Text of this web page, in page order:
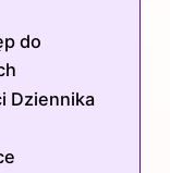
do
Dziennika